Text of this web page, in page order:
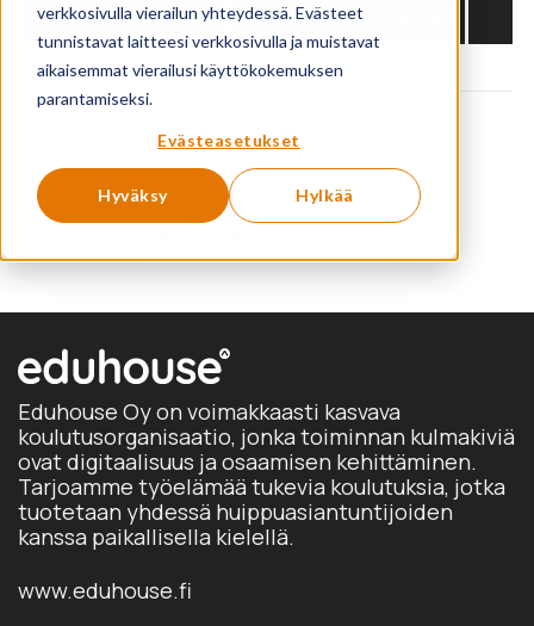
verkkosivulla vierailun yhteydessä. Evästeet
tunnistavat laitteesi verkkosivulla ja muistavat
aikaisemmat vierailusi käyttökokemuksen
parantamiseksi.
Evästeasetukset
Hyväksy Hylkää
NIMI PVM PAIKKA
No matching products found.
Eduhouse Oy on voimakkaasti kasvava
koulutusorganisaatio, jonka toiminnan kulmakiviä
ovat digitaalisuus ja osaamisen kehittäminen.
Tarjoamme työelämää tukevia koulutuksia, jotka
tuotetaan yhdessä huippuasiantuntijoiden
kanssa paikallisella kielellä.
www.eduhouse.fi